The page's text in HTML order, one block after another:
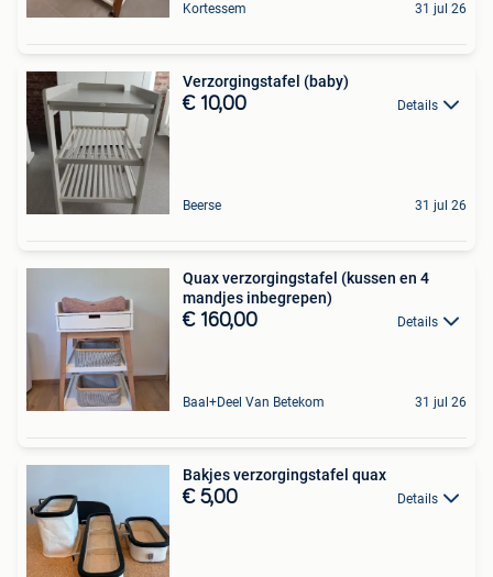
Kortessem 31 jul 26
Verzorgingstafel (baby)
€ 10,00 Details
Beerse 31 jul 26
Quax verzorgingstafel (kussen en 4
mandjes inbegrepen)
€ 160,00 Details
Baal+Deel Van Betekom 31 jul 26
Bakjes verzorgingstafel quax
€ 5,00 Details